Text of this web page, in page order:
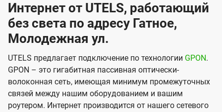
Интернет от UTELS, работающий
без света по адресу Гатное,
Молодежная ул.
UTELS предлагает подключение по технологии GPON.
GPON – это гигабитная пассивная оптически-
волоконная сеть, имеющая минимум промежуточных
связей между нашим оборудованием и вашим
роутером. Интернет производится от нашего сетевого